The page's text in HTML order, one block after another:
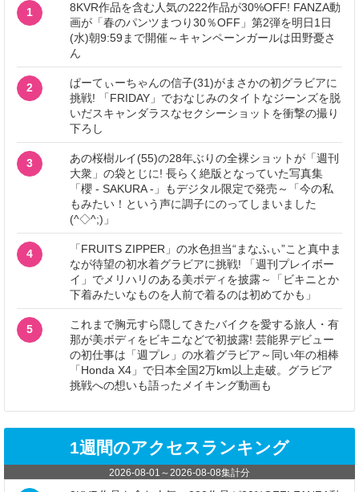
1
8KVR作品を含む人気の222作品が30%OFF! FANZA動
画が「春のパンツまつり30％OFF」第2弾を明日1日
(水)朝9:59まで開催～キャンペーンガールは田野憂さ
ん
2
ぱーてぃーちゃんの信子(31)がまさかの初グラビアに
挑戦! 「FRIDAY」でおなじみのタイトなジーンズを脱
いだスキャンダラスなセクシーショットを衝撃の撮り
下ろし
3
あの桜樹ルイ(55)の28年ぶりの全裸ショットが「週刊
大衆」の袋とじに! 長らく絶版となっていた写真集
「櫻 - SAKURA -」もデジタル限定で発売～「今の私
もみたい！という声に調子にのってしまいました
(^◇^;)」
4
「FRUITS ZIPPER」の水色担当“まなふぃ”こと真中ま
なが待望の初水着グラビアに挑戦! 「週刊プレイボー
イ」でメリハリのある美ボディを披露～「ビキニとか
下着みたいなものを人前で着るのは初めてかも」
5
これまで胸元すら隠してきたバイクを愛する旅人・有
那が美ボディをビキニなどで初披露! 芸能界デビュー
の初仕事は「週プレ」の水着グラビア～同い年の相棒
「Honda X4」で日本全国2万km以上走破。グラビア
挑戦への想いも語ったメイキング動画も
1週間のアクセスランキング
2026-08-01 ～2026-08-08集計分